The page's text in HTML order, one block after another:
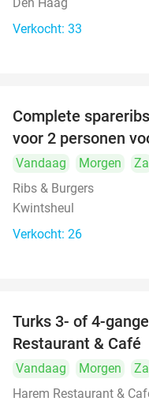
Verkocht: 33
Complete
voor 2 personen
Vandaag Morgen Za
Ribs & Burgers
Kwintsheul
Verkocht: 26
Turks 3- of 4-
Restaurant & Café
Vandaag Morgen Za
Harem Restaurant &